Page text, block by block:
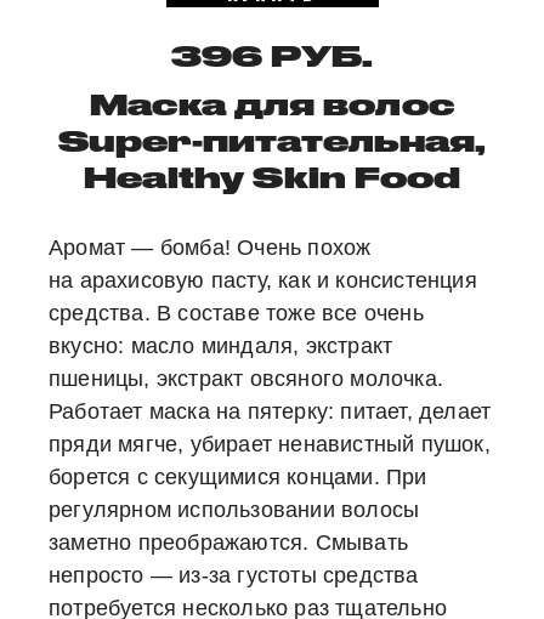
396 РУБ.
Маска для волос
Super-питательная,
Healthy Skin Food
Аромат — бомба! Очень похож
на арахисовую пасту, как и консистенция
средства. В составе тоже все очень
вкусно: масло миндаля, экстракт
пшеницы, экстракт овсяного молочка.
Работает маска на пятерку: питает, делает
пряди мягче, убирает ненавистный пушок,
борется с секущимися концами. При
регулярном использовании волосы
заметно преображаются. Смывать
непросто — из-за густоты средства
потребуется несколько раз тщательно